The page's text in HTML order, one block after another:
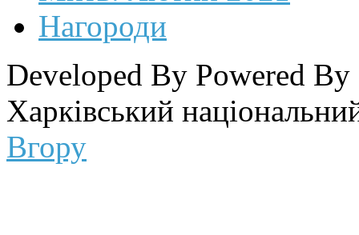
Нагороди
Developed By Powered By
Харківський
Вгору